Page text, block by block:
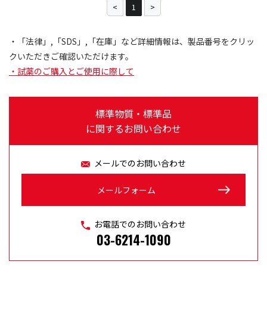
1
・「法律」,「SDS」,「在庫」など詳細情報は、製品番号をクリッ
クいただきご確認いただけます。
・試薬のご購入とご使用に際して
標準物質・標準品
に関するお問い合わせ
メールでのお問い合わせ
メールフォーム
お電話でのお問い合わせ
03-6214-1090